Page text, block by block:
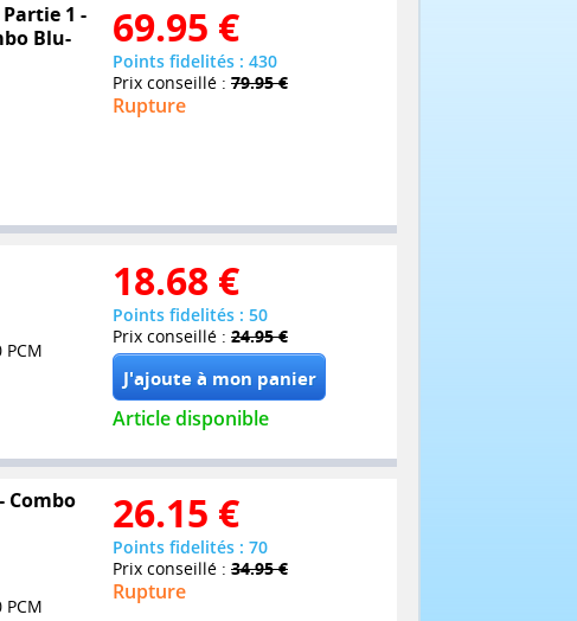
1 -
Blu-
69.95 €
Points fidelités : 430
Prix conseillé : 79.95 €
Rupture
PCM
18.68 €
Points fidelités : 50
Prix conseillé : 24.95 €
Article disponible
Combo
PCM
26.15 €
Points fidelités : 70
Prix conseillé : 34.95 €
Rupture